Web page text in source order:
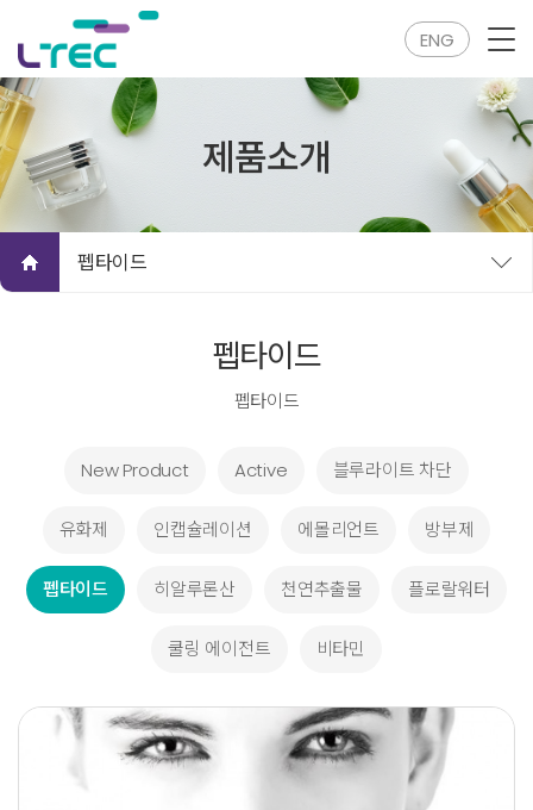
ENG
제품소개
펩타이드
펩타이드
펩타이드
New Product Active 블루라이트 차단
유화제 인캡슐레이션 에몰리언트 방부제
펩타이드 히알루론산 천연추출물 플로랄워터
쿨링 에이전트 비타민